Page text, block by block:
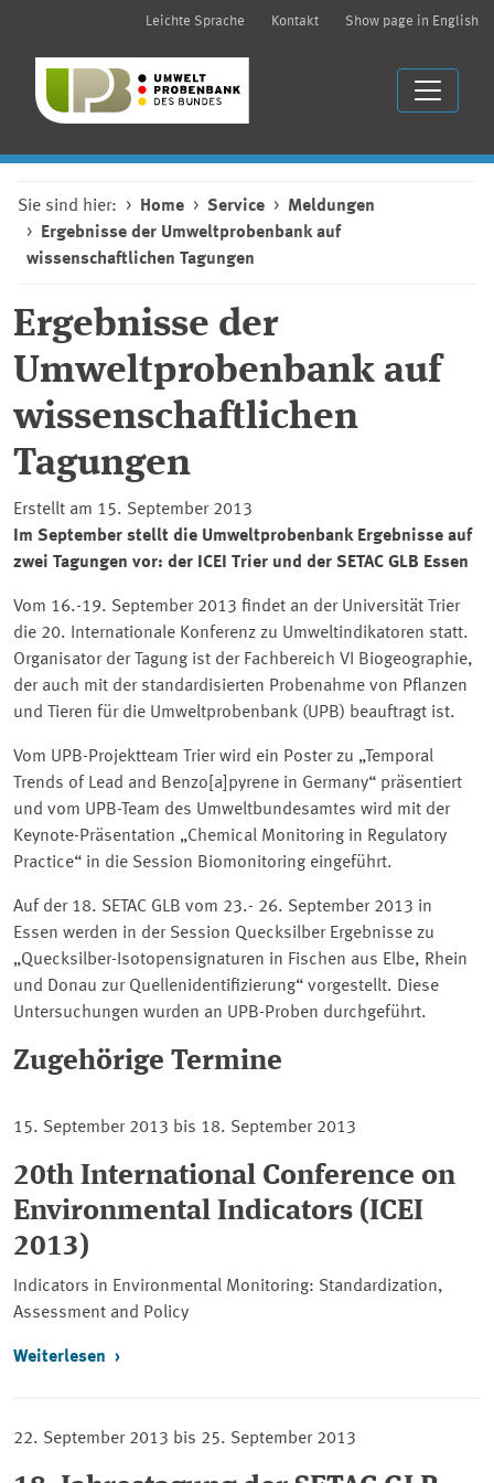
Leichte Sprache Kontakt Show page in English
Sie sind hier: Home Service
Meldungen
Ergebnisse der Umweltprobenbank auf
wissenschaftlichen Tagungen
Ergebnisse der
Umweltprobenbank auf
wissenschaftlichen
Tagungen
Erstellt am 15. September 2013
Im September stellt die Umweltprobenbank Ergebnisse auf
zwei Tagungen vor: der ICEI Trier und der SETAC GLB Essen
Vom 16.-19. September 2013 findet an der Universität Trier
die 20. Internationale Konferenz zu Umweltindikatoren statt.
Organisator der Tagung ist der Fachbereich VI Biogeographie,
der auch mit der standardisierten Probenahme von Pflanzen
und Tieren für die Umweltprobenbank (UPB) beauftragt ist.
Vom UPB-Projektteam Trier wird ein Poster zu
Temporal
Trends of Lead and Benzo[a]pyrene in Germany
präsentiert
und vom UPB-Team des Umweltbundesamtes wird mit der
Keynote-Präsentation
Chemical Monitoring in Regulatory
Practice
in die Session Biomonitoring eingeführt.
Auf der 18. SETAC GLB vom 23.- 26. September 2013 in
Essen werden in der Session Quecksilber Ergebnisse zu
Quecksilber-Isotopensignaturen in Fischen aus Elbe, Rhein
und Donau zur Quellenidentifizierung
vorgestellt. Diese
Untersuchungen wurden an UPB-Proben durchgeführt.
Zugehörige Termine
15. September 2013 bis 18. September 2013
20th International Conference on
Environmental Indicators (ICEI
2013)
Indicators in Environmental Monitoring: Standardization,
Assessment and Policy
Weiterlesen
22. September 2013 bis 25. September 2013